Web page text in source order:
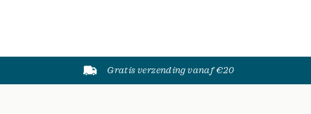
Gratis verzending vanaf €20